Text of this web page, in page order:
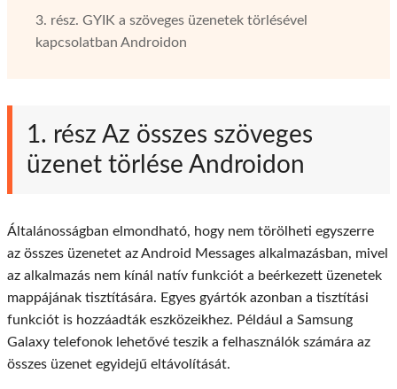
3. rész. GYIK a szöveges üzenetek törlésével
kapcsolatban Androidon
1. rész Az összes szöveges
üzenet törlése Androidon
Általánosságban elmondható, hogy nem törölheti egyszerre
az összes üzenetet az Android Messages alkalmazásban, mivel
az alkalmazás nem kínál natív funkciót a beérkezett üzenetek
mappájának tisztítására. Egyes gyártók azonban a tisztítási
funkciót is hozzáadták eszközeikhez. Például a Samsung
Galaxy telefonok lehetővé teszik a felhasználók számára az
összes üzenet egyidejű eltávolítását.